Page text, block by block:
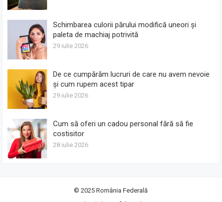
Schimbarea culorii părului modifică uneori și
paleta de machiaj potrivită
29 iulie 2026
De ce cumpărăm lucruri de care nu avem nevoie
și cum rupem acest tipar
29 iulie 2026
Cum să oferi un cadou personal fără să fie
costisitor
28 iulie 2026
© 2025România Federală